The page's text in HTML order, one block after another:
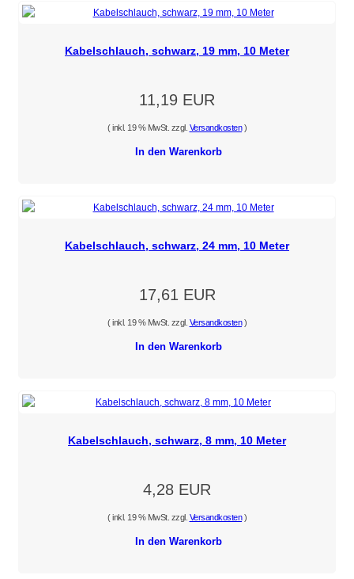
Kabelschlauch, schwarz, 19 mm, 10 Meter
11,19 EUR
( inkl. 19 % MwSt. zzgl. Versandkosten)
In den Warenkorb
Kabelschlauch, schwarz, 24 mm, 10 Meter
17,61 EUR
( inkl. 19 % MwSt. zzgl. Versandkosten)
In den Warenkorb
Kabelschlauch, schwarz, 8 mm, 10 Meter
4,28 EUR
( inkl. 19 % MwSt. zzgl. Versandkosten)
In den Warenkorb